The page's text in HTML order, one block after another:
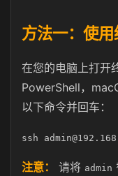
方法一：使
在您的电脑上打开
PowerShell，
以下命令并回车：
ssh
注意： 请将 admin